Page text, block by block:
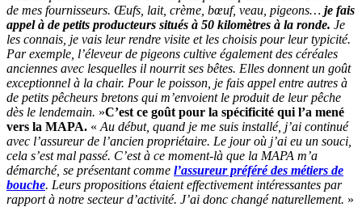
de mes fournisseurs. Œufs, lait, crème, bœuf, veau, pigeons… je fais
appel à de petits producteurs situés à 50 kilomètres à la ronde. Je
les connais, je vais leur rendre visite et les choisis pour leur typicité.
Par exemple, l’éleveur de pigeons cultive également des céréales
anciennes avec lesquelles il nourrit ses bêtes. Elles donnent un goût
exceptionnel à la chair. Pour le poisson, je fais appel entre autres à
de petits pêcheurs bretons qui m’envoient le produit de leur pêche
dès le lendemain. »C’est ce goût pour la spécificité qui l’a mené
vers la MAPA. « Au début, quand je me suis installé, j’ai continué
avec l’assureur de l’ancien propriétaire. Le jour où j’ai eu un souci,
cela s’est mal passé. C’est à ce moment-là que la MAPA m’a
démarché, se présentant comme l’assureur préféré des métiers de
bouche. Leurs propositions étaient effectivement intéressantes par
rapport à notre secteur d’activité. J’ai donc changé naturellement. »